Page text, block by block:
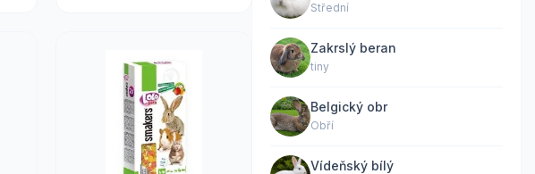
Střední
Zakrslý beran
tiny
Belgický obr
Obří
Vídeňský bílý